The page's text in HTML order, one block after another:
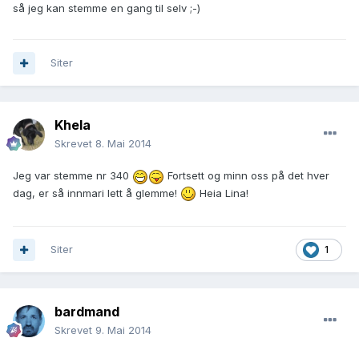
så jeg kan stemme en gang til selv ;-)
Siter
Khela
Skrevet 8. Mai 2014
Jeg var stemme nr 340
Fortsett og minn oss på det hver
dag, er så innmari lett å glemme!
Heia Lina!
1
Siter
bardmand
Skrevet 9. Mai 2014